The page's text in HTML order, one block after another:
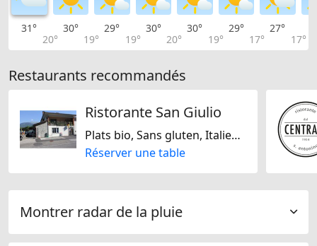
31°
20°
30°
19°
29°
19°
30°
20°
30°
19°
29°
17°
27°
17°
Restaurants recommandés
Ristorante San Giulio
Plats bio, Sans gluten, Italienne, Suisse, Turque
Réserver une table
Montrer radar de la pluie